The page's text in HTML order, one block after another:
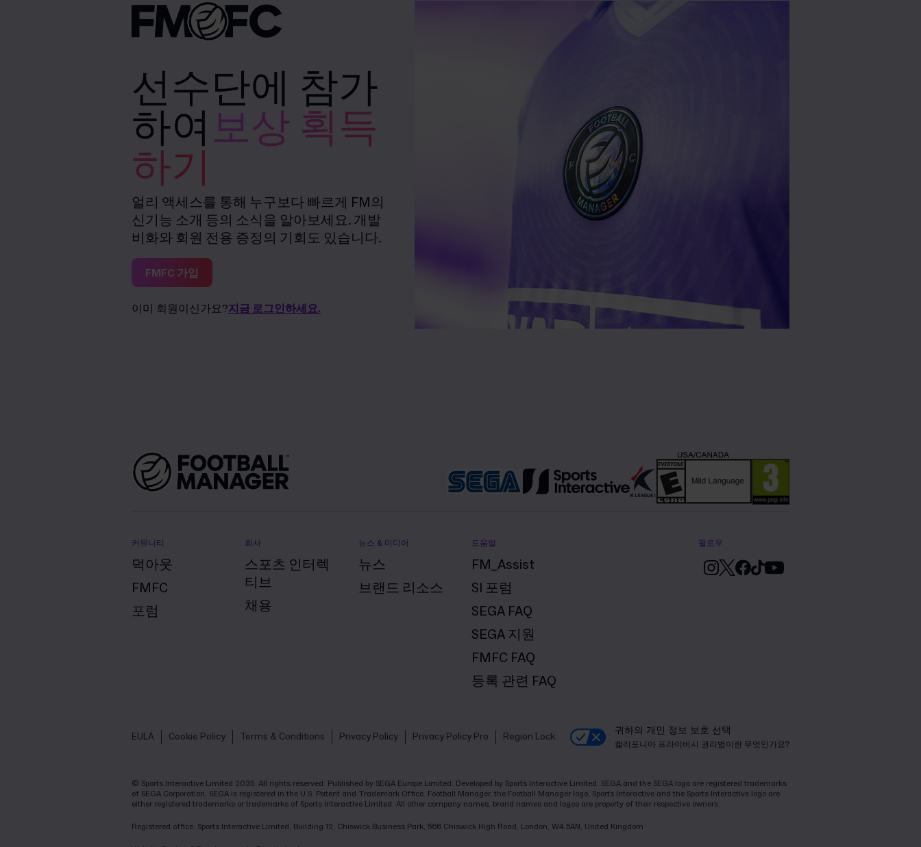
선수단에 참가
하여 보상 획득
하기
얼리 액세스를 통해 누구보다 빠르게 FM의
신기능 소개 등의 소식을 알아보세요. 개발
비화와 회원 전용 증정의 기회도 있습니다.
FMFC 가입
이미 회원이신가요?지금 로그인하세요.
커뮤니티
덕아웃
FMFC
포럼
회사
스포츠 인터렉
티브
채용
뉴스 & 미디어
뉴스
브랜드 리소스
도움말
FM_Assist
SI 포럼
SEGA FAQ
SEGA 지원
FMFC FAQ
등록 관련 FAQ
팔로우
EULA Cookie Policy Terms & Conditions Privacy Policy Privacy Policy Pro Region Lock
귀하의 개인 정보 보호 선택
캘리포니아 프라이버시 권리법이란 무엇인가요?
© Sports Interactive Limited 2025. All rights reserved. Published by SEGA Europe Limited. Developed by Sports Interactive Limited. SEGA and the SEGA logo are registered trademarks
of SEGA Corporation. SEGA is registered in the U.S. Patent and Trademark Office. Football Manager, the Football Manager logo, Sports Interactive and the Sports Interactive logo are
either registered trademarks or trademarks of Sports Interactive Limited. All other company names, brand names and logos are property of their respective owners.
Registered office: Sports Interactive Limited, Building 12, Chiswick Business Park, 566 Chiswick High Road, London, W4 5AN, United Kingdom